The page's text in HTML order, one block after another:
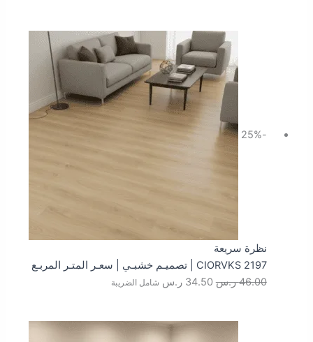
-25%
نظرة سريعة
CIORVKS 2197 | تصميـم خشبـي | سعـر المتـر المربـع
46.00 ر.س
الأصلي
هو:
46.00 ر.س.
34.50 ر.س
الحالي
هو:
34.50 ر.س.
شامل الضريبة
الأصلي
الحالي